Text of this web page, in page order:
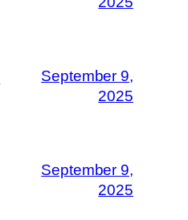
September 9,
2025
September 9,
2025